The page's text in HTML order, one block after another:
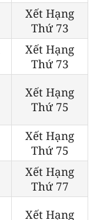
Xết Hạng
Thứ 73
Xết Hạng
Thứ 73
Xết Hạng
Thứ 75
Xết Hạng
Thứ 75
Xết Hạng
Thứ 77
Xết Hạng